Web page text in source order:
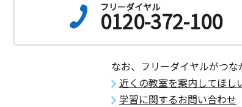
フリーダイヤル
0120-372-100
なお、フリーダイヤルがつな
近くの教室を案内してほし
学習に関するお問い合わせ